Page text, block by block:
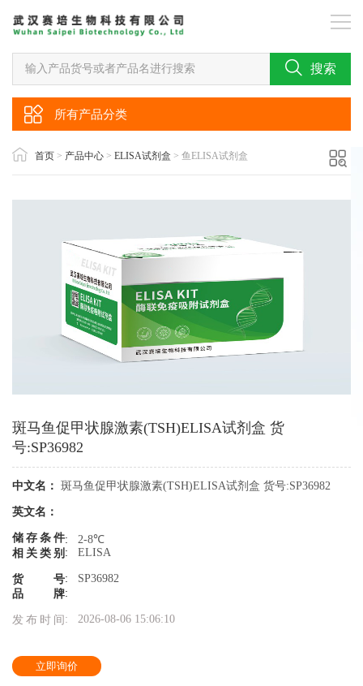
搜索
所有产品分类
首页 > 产品中心 > ELISA试剂盒 > 鱼ELISA试剂盒
斑马鱼促甲状腺激素(TSH)ELISA试剂盒 货
号:SP36982
中文名： 斑马鱼促甲状腺激素(TSH)ELISA试剂盒 货号:SP36982
英文名：
储存条件: 2-8℃
相关类别 : ELISA
货号: SP36982
品牌:
发布时间 : 2026-08-06 15:06:10
立即询价